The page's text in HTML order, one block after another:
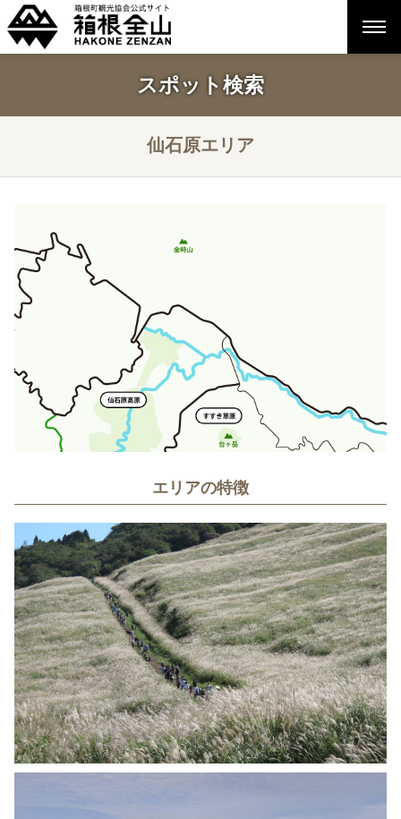
スポット検索
仙石原エリア
エリアの特徴